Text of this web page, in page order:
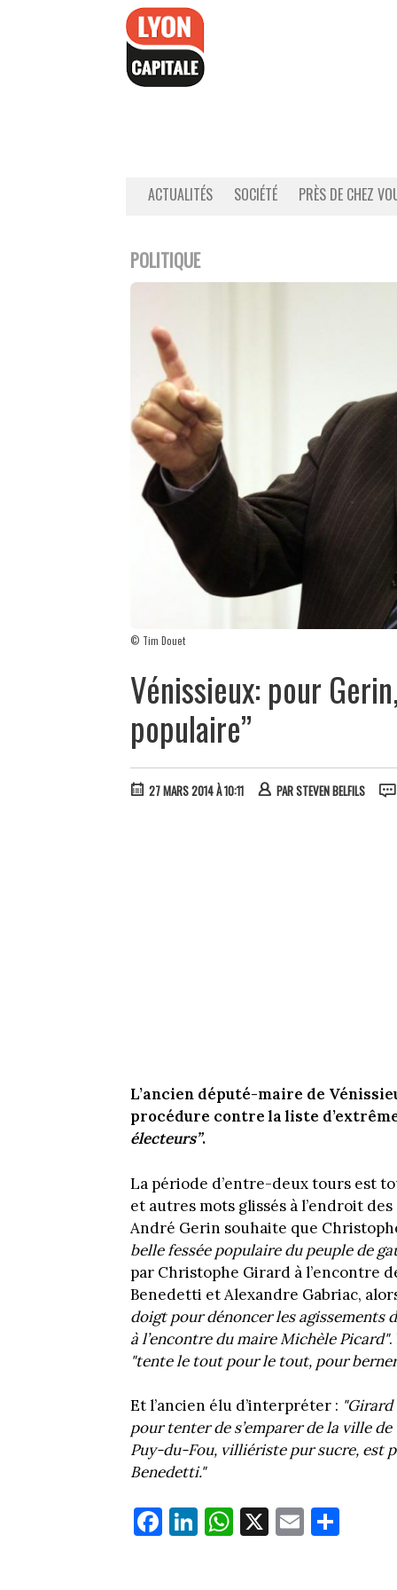
ACTUALITÉS SOCIÉTÉ PRÈS DE CHEZ
POLITIQUE
© Tim Douet
Vénissieux: pour
populaire”
27 MARS 2014 À 10:11 PARSTEVEN BELFILS
L’ancien député-maire de
procédure contre la liste
électeurs”.
La période d’entre-deux tours est
et autres mots glissés à l’endroit
André Gerin souhaite que
belle fessée populaire du peuple de
par Christophe Girard à l’encontre
Benedetti et Alexandre Gabriac,
doigt pour dénoncer les agissements
à l’encontre du maire Michèle Picard".
"tente le tout pour le tout, pour
Et l’ancien élu d’interpréter :
pour tenter de s’emparer de la ville
Puy-du-Fou, villiériste pur sucre, est
Benedetti."
Fa
ce
Li
nk
W
ha
X E
m